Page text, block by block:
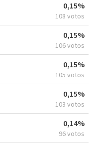
0,15%
108 votos
0,15%
106 votos
0,15%
105 votos
0,15%
103 votos
0,14%
96 votos